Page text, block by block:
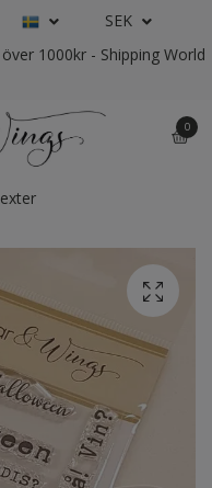
SEK
1000kr - Shipping World
0